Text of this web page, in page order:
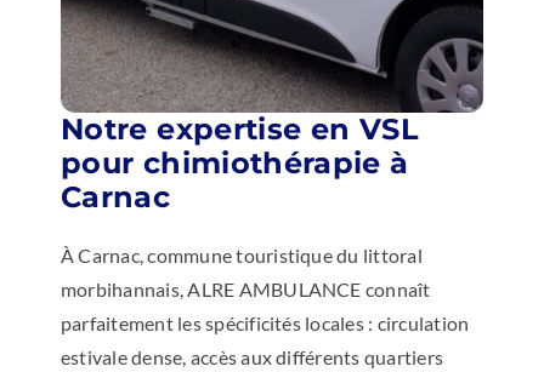
Notre expertise en VSL
pour chimiothérapie à
Carnac
À Carnac, commune touristique du littoral
morbihannais, ALRE AMBULANCE connaît
parfaitement les spécificités locales : circulation
estivale dense, accès aux différents quartiers